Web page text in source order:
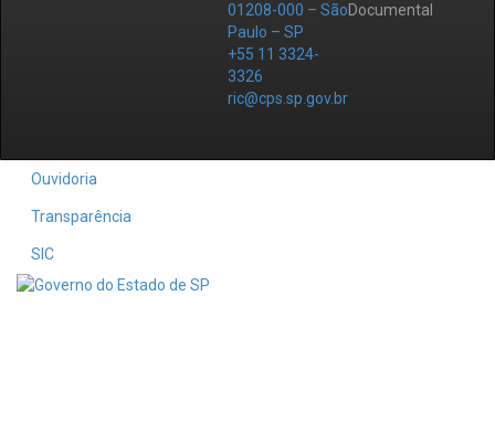
01208-000 – São
Paulo – SP
+55 11 3324-
3326
ric@cps.sp.gov.br
Documental
Ouvidoria
Transparência
SIC